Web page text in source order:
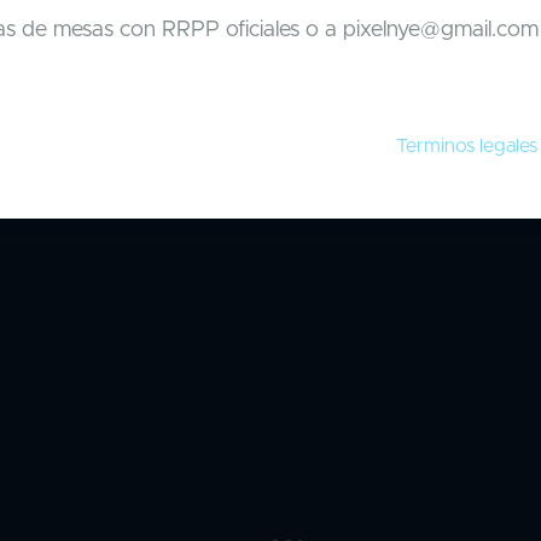
de mesas con RRPP oficiales o a pixelnye@gmail.com
Terminos